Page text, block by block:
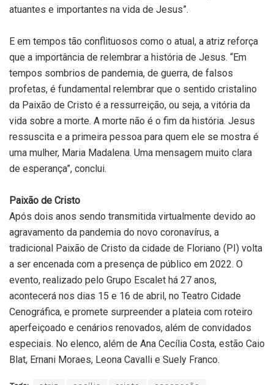
atuantes e importantes na vida de Jesus”.
E em tempos tão conflituosos como o atual, a atriz reforça
que a importância de relembrar a história de Jesus. “Em
tempos sombrios de pandemia, de guerra, de falsos
profetas, é fundamental relembrar que o sentido cristalino
da Paixão de Cristo é a ressurreição, ou seja, a vitória da
vida sobre a morte. A morte não é o fim da história. Jesus
ressuscita e a primeira pessoa para quem ele se mostra é
uma mulher, Maria Madalena. Uma mensagem muito clara
de esperança”, conclui.
Paixão de Cristo
Após dois anos sendo transmitida virtualmente devido ao
agravamento da pandemia do novo coronavírus, a
tradicional Paixão de Cristo da cidade de Floriano (PI) volta
a ser encenada com a presença de público em 2022. O
evento, realizado pelo Grupo Escalet há 27 anos,
acontecerá nos dias 15 e 16 de abril, no Teatro Cidade
Cenográfica, e promete surpreender a plateia com roteiro
aperfeiçoado e cenários renovados, além de convidados
especiais. No elenco, além de Ana Cecília Costa, estão Caio
Blat, Ernani Moraes, Leona Cavalli e Suely Franco.